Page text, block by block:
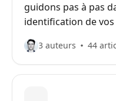
guidons pas à pas
identification de
consentement via
leur
de votre bandeau
3 auteurs 44